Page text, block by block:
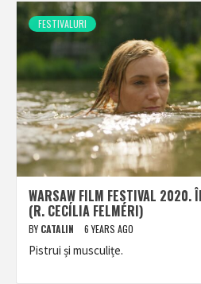
FESTIVALURI
WARSAW FILM FESTIVAL 2020.
(R. CECÍLIA FELMÉRI)
BY CATALIN 6 YEARS AGO
Pistrui și musculițe.